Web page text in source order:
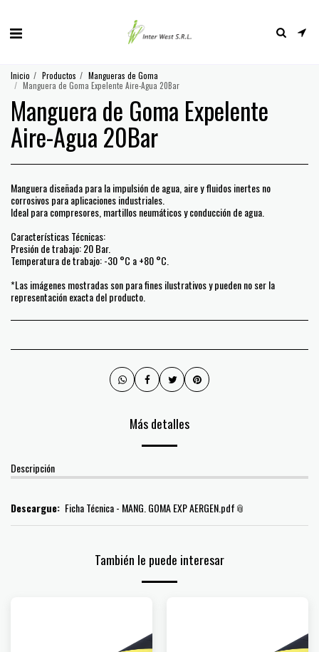
Inicio Productos
Mangueras de Goma
Manguera de Goma Expelente Aire-Agua 20Bar
Manguera de Goma Expelente
Aire-Agua 20Bar
Manguera diseñada para la impulsión de agua, aire y fluidos inertes no
corrosivos para aplicaciones industriales.
Ideal para compresores, martillos neumáticos y conducción de agua.
Características Técnicas:
Presión de trabajo: 20 Bar.
Temperatura de trabajo: -30 °C a +80 °C.
*Las imágenes mostradas son para fines ilustrativos y pueden no ser la
representación exacta del producto.
Más detalles
Descripción
Descargue: Ficha Técnica - MANG. GOMA EXP AERGEN.pdf
También le puede interesar